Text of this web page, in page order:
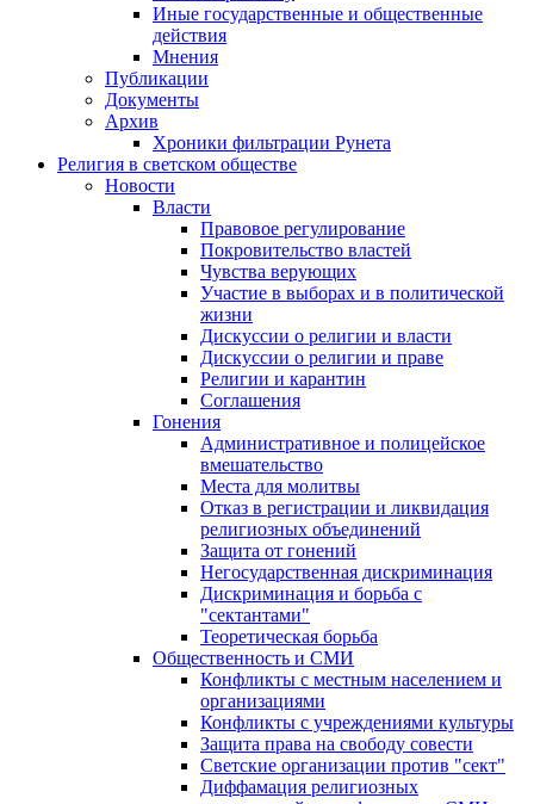
Иные государственные и общественные
действия
Мнения
Публикации
Документы
Архив
Хроники фильтрации Рунета
Религия в светском обществе
Новости
Власти
Правовое регулирование
Покровительство властей
Чувства верующих
Участие в выборах и в политической
жизни
Дискуссии о религии и власти
Дискуссии о религии и праве
Религии и карантин
Соглашения
Гонения
Административное и полицейское
вмешательство
Места для молитвы
Отказ в регистрации и ликвидация
религиозных объединений
Защита от гонений
Негосударственная дискриминация
Дискриминация и борьба с
"сектантами"
Теоретическая борьба
Общественность и СМИ
Конфликты с местным населением и
организациями
Конфликты с учреждениями культуры
Защита права на свободу совести
Светские организации против "сект"
Диффамация религиозных